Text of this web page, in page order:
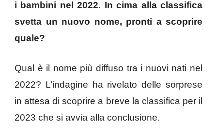
i bambini nel 2022. In cima alla classifica
svetta un nuovo nome, pronti a scoprire
quale?
Qual è il nome più diffuso tra i nuovi nati nel
2022? L’indagine ha rivelato delle sorprese
in attesa di scoprire a breve la classifica per il
2023 che si avvia alla conclusione.